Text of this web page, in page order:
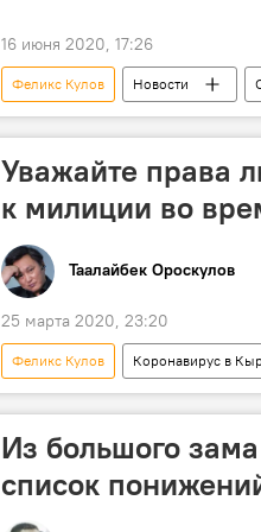
16 июня 2020, 17:26
Феликс Кулов Новости
премьер-министр
отставка
Жанторо
Сооронбай Жээнбеков
Уважайте права
к милиции во
Таалайбек Ороскулов
25 марта 2020, 23:20
Феликс Кулов Коронавирус в
Чрезвычайное положение в
Из большого
список